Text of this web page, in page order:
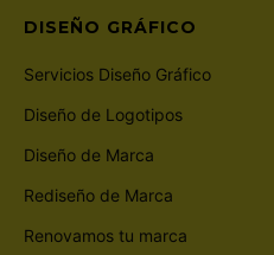
DISEÑO GRÁFICO
Servicios Diseño Gráfico
Diseño de Logotipos
Diseño de Marca
Rediseño de Marca
Renovamos tu marca